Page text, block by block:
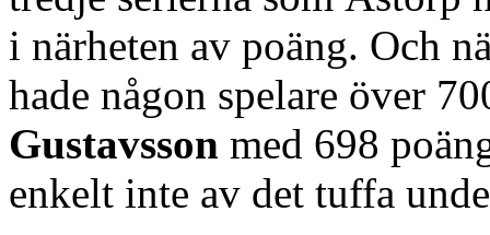
i närheten av poäng. Och
hade någon spelare över
Gustavsson med 698
enkelt inte av det tuffa